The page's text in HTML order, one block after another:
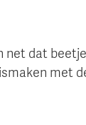
net dat
met